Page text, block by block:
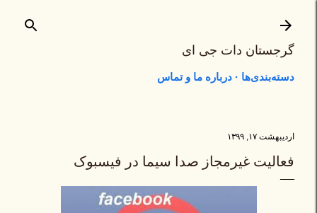
گرجستان دات جی ای
دسته‌بندی‌ها درباره ما و تماس
اردیبهشت ۱۷, ۱۳۹۹
فعالیت غیرمجاز صدا سیما در فیسبوک